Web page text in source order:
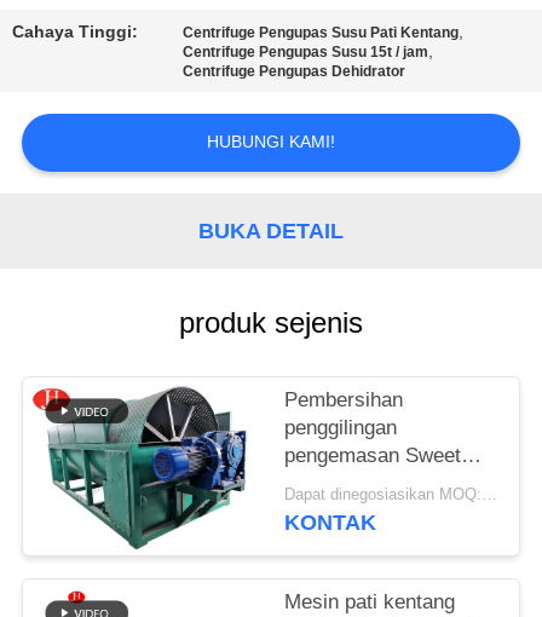
KAMI
PENAWARAN
SITEMAP
KEBIJAKAN
PRIVASI
Cahaya Tinggi: Centrifuge Pengupas Susu Pati Kentang,
Centrifuge Pengupas Susu 15t / jam,
Centrifuge Pengupas Dehidrator
HUBUNGI KAMI!
BUKA DETAIL
produk sejenis
Pembersihan
penggilingan
pengemasan Sweet
Potato Starch Machine
Sistem konsentrasi
pembuatan pati
Dapat dinegosiasikan MOQ:1 set
KONTAK
Mesin pati kentang